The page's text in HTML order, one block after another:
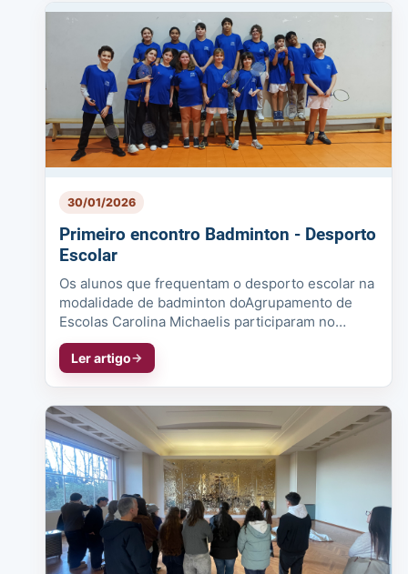
30/01/2026
Primeiro encontro Badminton - Desporto
Escolar
Os alunos que frequentam o desporto escolar na
modalidade de badminton doAgrupamento de
Escolas Carolina Michaelis participaram no
primeiro encontrointerescolar do Por...
Ler artigo